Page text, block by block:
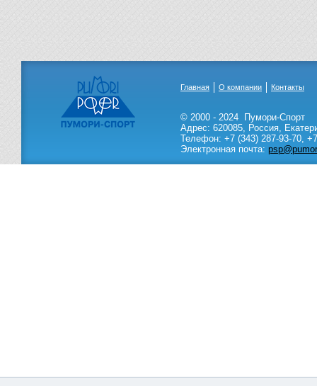
Главная О компании Контакты
© 2000 - 2024
Пумори-Спорт
Адрес: 620085, Россия,
Телефон: +7 (343) 287-93-70,
Электронная почта: